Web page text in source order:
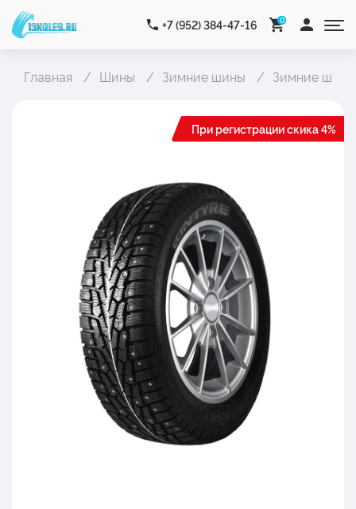
+7 (952) 384-47-16 0
Главная Шины Зимние шины Зимние
При регистрации скика 4%